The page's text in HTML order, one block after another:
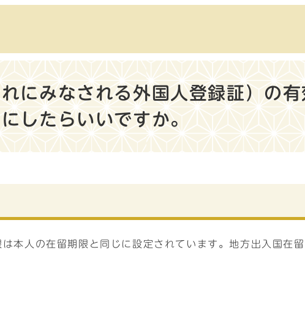
にみなされる外国人登録証）の
したらいいですか。
本人の在留期限と同じに設定されています。地方出入国在